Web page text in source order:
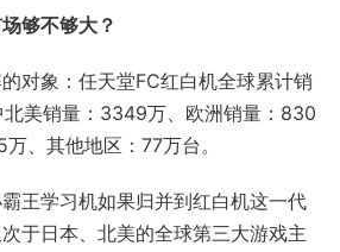
够不够大？
对象：任天堂FC红白机全球累计销
北美销量：3349万、欧洲销量：830
、其他地区：77万台。
王学习机如果归并到红白机这一代
于日本、北美的全球第三大游戏主